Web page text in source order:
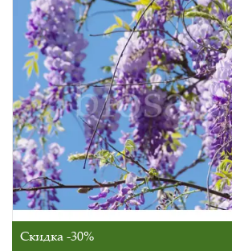
Скидка -30%